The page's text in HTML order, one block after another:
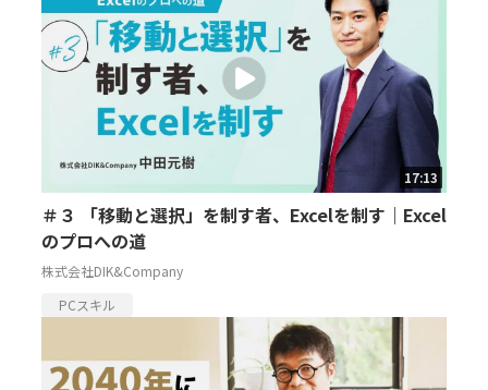
17:13
＃３ 「移動と選択」を制す者、Excelを制す｜Excel
のプロへの道
株式会社DIK&Company
PCスキル